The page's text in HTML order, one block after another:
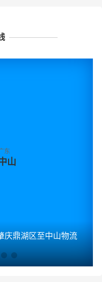
东
山
庆鼎湖区至中山物流